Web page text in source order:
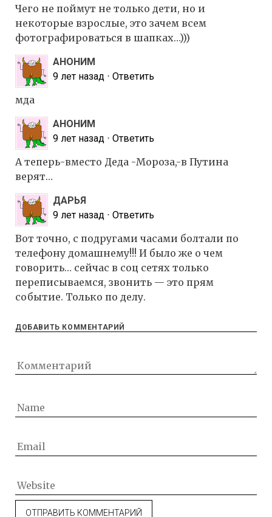
Чего не поймут не только дети, но и
некоторые взрослые, это зачем всем
фотографироваться в шапках…)))
АНОНИМ
9 лет назад ⋅ Ответить
мда
АНОНИМ
9 лет назад ⋅ Ответить
А теперь-вместо Деда -Мороза,-в Путина
верят…
ДАРЬЯ
9 лет назад ⋅ Ответить
Вот точно, с подругами часами болтали по
телефону домашнему!!! И было же о чем
говорить… сейчас в соц сетях только
переписываемся, звонить — это прям
событие. Только по делу.
ДОБАВИТЬ КОММЕНТАРИЙ